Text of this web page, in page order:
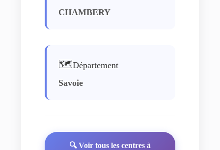
CHAMBERY
🗺️Département
Savoie
🔍 Voir tous les centres à